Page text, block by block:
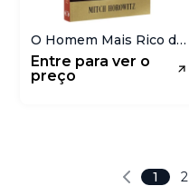
O Homem Mais Rico da
Babilônia | Plano de
Ação
Entre para ver o
preço
1 2